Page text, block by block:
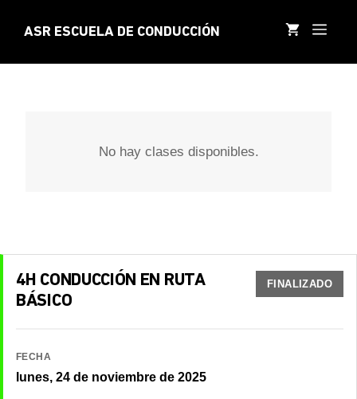
contenido
ASR ESCUELA DE CONDUCCIÓN
No hay clases disponibles.
4H CONDUCCIÓN EN RUTA
BÁSICO
FINALIZADO
FECHA
lunes, 24 de noviembre de 2025